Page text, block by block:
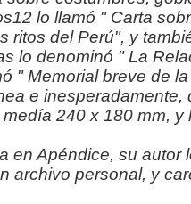
lo llamó " Carta
ritos del Perú", y
lo denominó " La
" Memorial breve de
e
240 x 180 mm,
en Apéndice, su autor
archivo personal, y